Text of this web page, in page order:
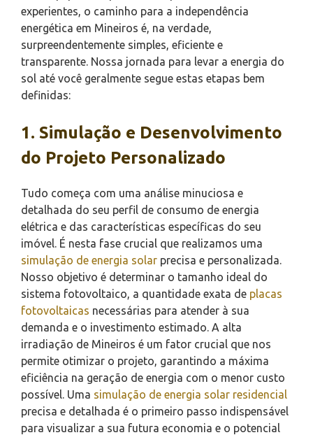
experientes, o caminho para a independência
energética em Mineiros é, na verdade,
surpreendentemente simples, eficiente e
transparente. Nossa jornada para levar a energia do
sol até você geralmente segue estas etapas bem
definidas:
1. Simulação e Desenvolvimento
do Projeto Personalizado
Tudo começa com uma análise minuciosa e
detalhada do seu perfil de consumo de energia
elétrica e das características específicas do seu
imóvel. É nesta fase crucial que realizamos uma
simulação de energia solar precisa e personalizada.
Nosso objetivo é determinar o tamanho ideal do
sistema fotovoltaico, a quantidade exata de placas
fotovoltaicas necessárias para atender à sua
demanda e o investimento estimado. A alta
irradiação de Mineiros é um fator crucial que nos
permite otimizar o projeto, garantindo a máxima
eficiência na geração de energia com o menor custo
possível. Uma simulação de energia solar residencial
precisa e detalhada é o primeiro passo indispensável
para visualizar a sua futura economia e o potencial